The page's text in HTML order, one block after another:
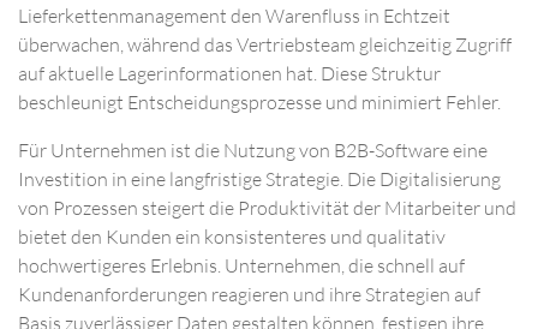
Lieferkettenmanagement den Warenfluss in Echtzeit
überwachen, während das Vertriebsteam gleichzeitig Zugriff
auf aktuelle Lagerinformationen hat. Diese Struktur
beschleunigt Entscheidungsprozesse und minimiert Fehler.
Für Unternehmen ist die Nutzung von B2B-Software eine
Investition in eine langfristige Strategie. Die Digitalisierung
von Prozessen steigert die Produktivität der Mitarbeiter und
bietet den Kunden ein konsistenteres und qualitativ
hochwertigeres Erlebnis. Unternehmen, die schnell auf
Kundenanforderungen reagieren und ihre Strategien auf
Basis zuverlässiger Daten gestalten können, festigen ihre